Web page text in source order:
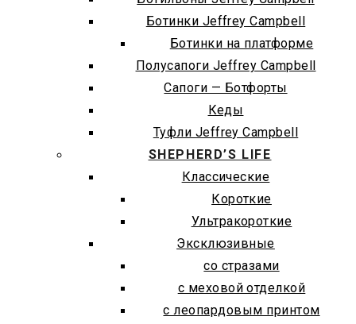
Ботинки Jeffrey Campbell
Ботинки на платформе
Полусапоги Jeffrey Campbell
Сапоги — Ботфорты
Кеды
Туфли Jeffrey Campbell
SHEPHERD’S LIFE
Классические
Короткие
Ультракороткие
Эксклюзивные
со стразами
с меховой отделкой
с леопардовым принтом